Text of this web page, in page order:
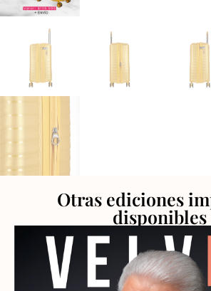
Otras ediciones
disponibles